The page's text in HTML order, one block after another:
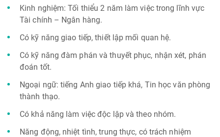
Kinh nghiệm: Tối thiểu 2 năm làm việc trong lĩnh vực
Tài chính – Ngân hàng.
Có kỹ năng giao tiếp, thiết lập mối quan hệ.
Có kỹ năng đàm phán và thuyết phục, nhận xét, phán
đoán tốt.
Ngoại ngữ: tiếng Anh giao tiếp khá, Tin học văn phòng
thành thạo.
Có khả năng làm việc độc lập và theo nhóm.
Năng động, nhiệt tình, trung thực, có trách nhiệm